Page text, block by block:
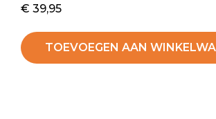
€ 39,95
TOEVOEGEN AAN